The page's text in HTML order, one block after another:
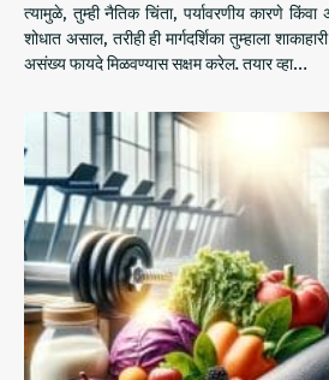
त्यामुळे, तुम्ही नैतिक चिंता, पर्यावरणीय कारणे
शोधात असाल, तरीही ही मार्गदर्शिका तुम्हाला
असंख्य फायदे मिळवण्यास सक्षम करेल. तयार व्हा…